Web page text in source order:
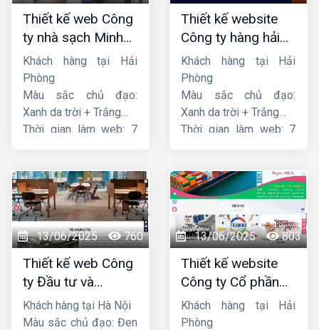
Thiết kế web Công
ty nhà sạch Minh
Dương
Khách hàng tại Hải
Phòng
Màu sắc chủ đạo:
Xanh da trời + Trắng
Thời gian làm web: 7
Thiết kế website
Công ty hàng hải
liên minh
Khách hàng tại Hải
Phòng
Màu sắc chủ đạo:
Xanh da trời + Trắng
Thời gian làm web: 7
13/06/2025 760
Thiết kế web Công
ty Đầu tư và
Thương mại Five-
Star
Khách hàng tại Hà Nội
Màu sắc chủ đạo: Đen
13/06/2025 803
Thiết kế website
Công ty Cổ phần
dịch vụ hàng hải
Sen
Khách hàng tại Hải
Phòng